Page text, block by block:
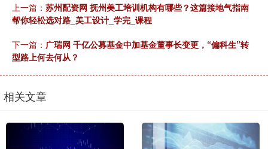
上一篇： 苏州配资网 抚州美工培训机构有哪些？这篇接地气指南
帮你轻松选对路_美工设计_学完_课程
下一篇： 广瑞网 千亿公募基金中加基金董事长变更，“偏科生”转
型路上何去何从？
相关文章